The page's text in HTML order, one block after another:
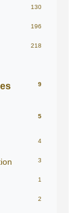
130
196
218
9
5
4
3
1
2